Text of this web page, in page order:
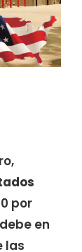
por
en
las